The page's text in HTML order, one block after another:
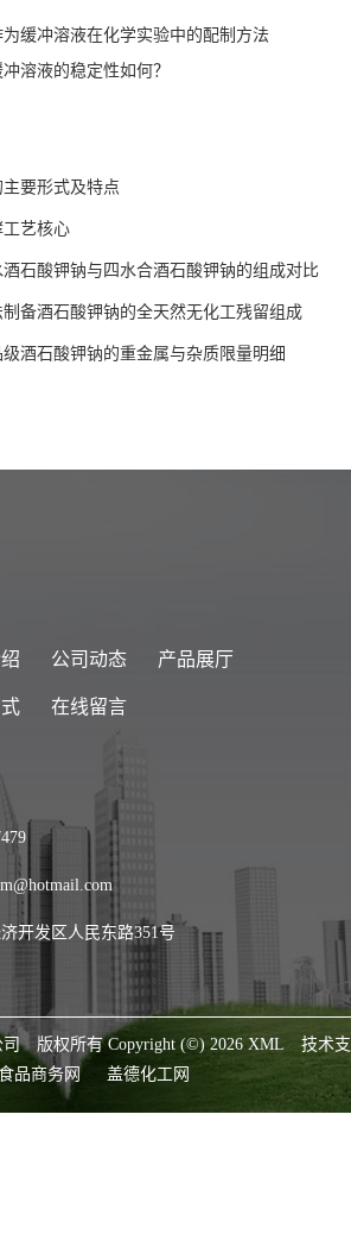
缓冲溶液在化学实验中的配制方法
溶液的稳定性如何？
要形式及特点
艺核心
石酸钾钠与四水合酒石酸钾钠的组成对比
备酒石酸钾钠的全天然无化工残留组成
酒石酸钾钠的重金属与杂质限量明细
公司动态 产品展厅
在线留言
开发区人民东路351号
司 版权所有 Copyright (©) 2026 XML
技术支
品商务网 盖德化工网